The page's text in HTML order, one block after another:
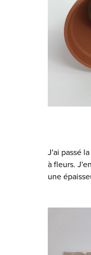
J'ai passé
à fleurs.
une